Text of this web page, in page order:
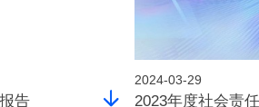
告
2024-03-29
2023年度社会责